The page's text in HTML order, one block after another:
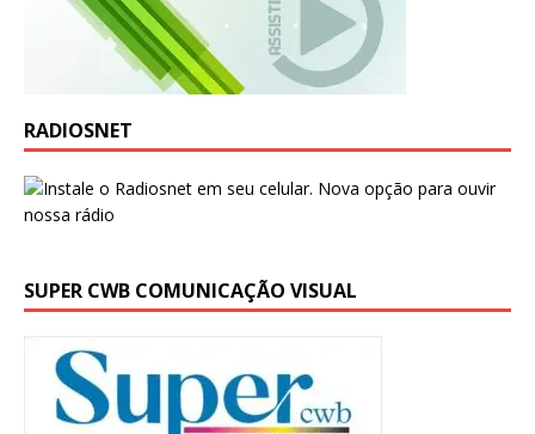
RADIOSNET
SUPER CWB COMUNICAÇÃO VISUAL